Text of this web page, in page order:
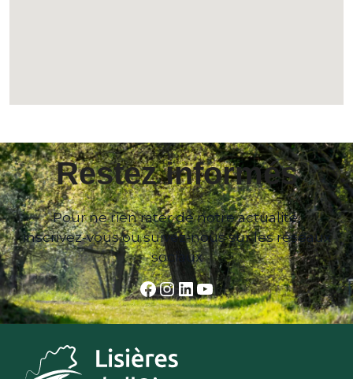
Restez informés
Pour ne rien rater de notre actualité,
inscrivez-vous ou suivez-nous sur les réseaux
sociaux
Facebook
Instagram
LinkedIn
YouTube